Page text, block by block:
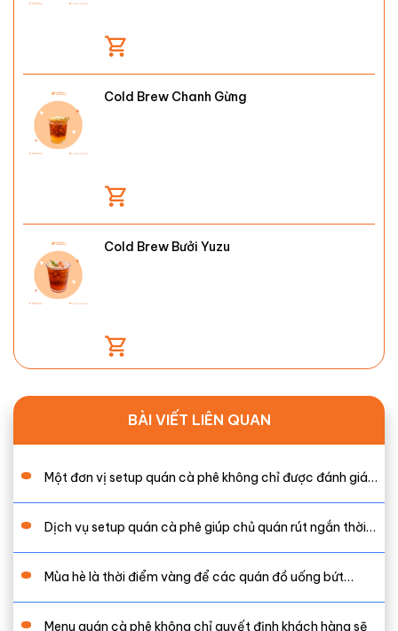
Cold Brew Chanh Gừng
Cold Brew Bưởi Yuzu
BÀI VIẾT LIÊN QUAN
Một đơn vị setup quán cà phê không chỉ được đánh giá…
Dịch vụ setup quán cà phê giúp chủ quán rút ngắn thời…
Mùa hè là thời điểm vàng để các quán đồ uống bứt…
Menu quán cà phê không chỉ quyết định khách hàng sẽ